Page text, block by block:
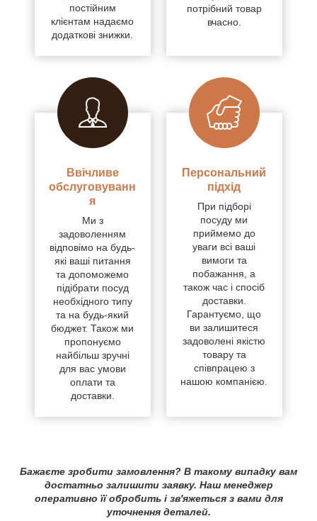
постійним
клієнтам надаємо
додаткові знижки.
потрібний товар
вчасно.
Ввічливе
обслуговуванн
я
Ми з
задоволенням
відповімо на будь-
які ваші питання
та допоможемо
підібрати посуд
необхідного типу
та на будь-який
бюджет. Також ми
пропонуємо
найбільш зручні
для вас умови
оплати та
доставки.
Персональний
підхід
При підборі
посуду ми
приймемо до
уваги всі ваші
вимоги та
побажання, а
також час і спосіб
доставки.
Гарантуємо, що
ви залишитеся
задоволені якістю
товару та
співпрацею з
нашою компанією.
Бажаєте зробити замовлення? В такому випадку вам
достатньо залишити заявку. Наш менеджер
оперативно її обробить і зв'яжеться з вами для
уточнення деталей.